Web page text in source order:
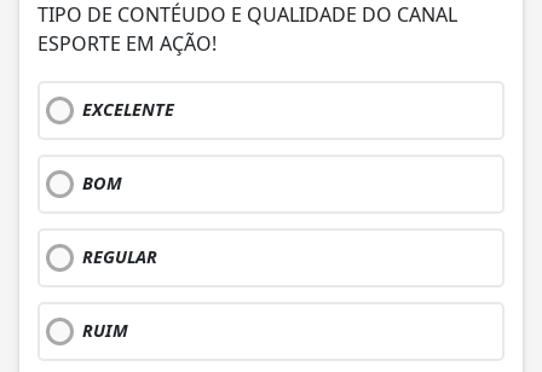
TIPO DE CONTÉUDO E QUALIDADE DO CANAL
ESPORTE EM AÇÃO!
EXCELENTE
BOM
REGULAR
RUIM